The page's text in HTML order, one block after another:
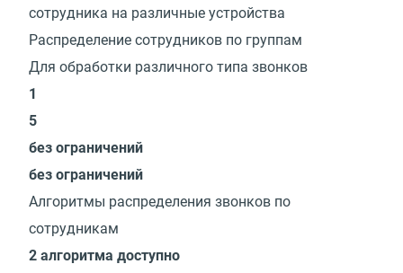
сотрудника на различные устройства
Распределение сотрудников по группам
Для обработки различного типа звонков
1
5
без ограничений
без ограничений
Алгоритмы распределения звонков по
сотрудникам
2 алгоритма доступно